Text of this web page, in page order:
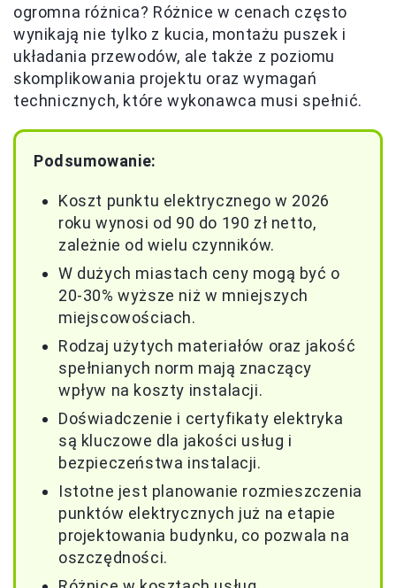
ogromna różnica? Różnice w cenach często
wynikają nie tylko z kucia, montażu puszek i
układania przewodów, ale także z poziomu
skomplikowania projektu oraz wymagań
technicznych, które wykonawca musi spełnić.
Podsumowanie:
Koszt punktu elektrycznego w 2026
roku wynosi od 90 do 190 zł netto,
zależnie od wielu czynników.
W dużych miastach ceny mogą być o
20-30% wyższe niż w mniejszych
miejscowościach.
Rodzaj użytych materiałów oraz jakość
spełnianych norm mają znaczący
wpływ na koszty instalacji.
Doświadczenie i certyfikaty elektryka
są kluczowe dla jakości usług i
bezpieczeństwa instalacji.
Istotne jest planowanie rozmieszczenia
punktów elektrycznych już na etapie
projektowania budynku, co pozwala na
oszczędności.